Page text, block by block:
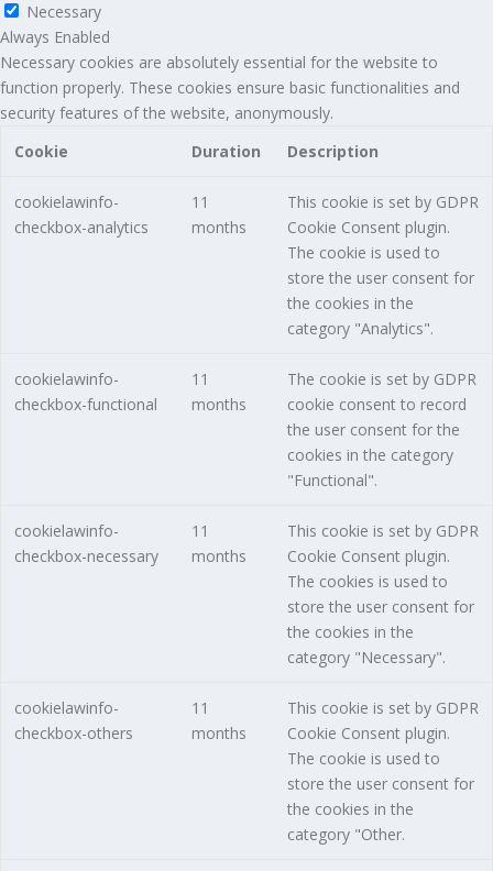
Necessary
Always Enabled
Necessary cookies are absolutely essential for the website to
function properly. These cookies ensure basic functionalities and
security features of the website, anonymously.
Cookie
Duration Description
cookielawinfo-
checkbox-analytics
11
months
This cookie is set by GDPR
Cookie Consent plugin.
The cookie is used to
store the user consent for
the cookies in the
category "Analytics".
cookielawinfo-
checkbox-functional
11
months
The cookie is set by GDPR
cookie consent to record
the user consent for the
cookies in the category
"Functional".
cookielawinfo-
checkbox-necessary
11
months
This cookie is set by GDPR
Cookie Consent plugin.
The cookies is used to
store the user consent for
the cookies in the
category "Necessary".
cookielawinfo-
checkbox-others
11
months
This cookie is set by GDPR
Cookie Consent plugin.
The cookie is used to
store the user consent for
the cookies in the
category "Other.